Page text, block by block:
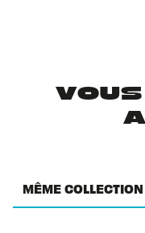
MÊME COLLECTION